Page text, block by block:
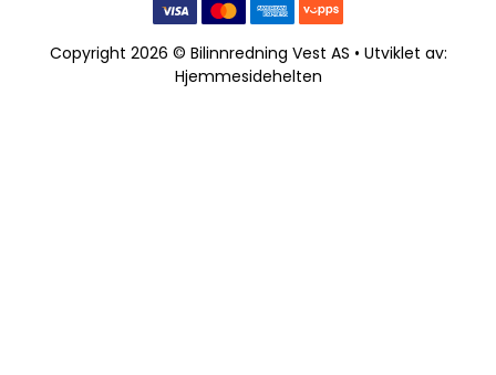
Copyright 2026 © Bilinnredning Vest AS • Utviklet av:
Hjemmesidehelten